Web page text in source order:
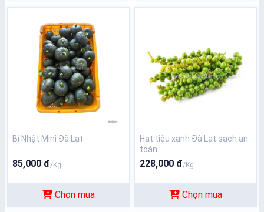
Bí Nhật Mini Đà Lạt
85,000 đ/Kg
Chọn mua
Hạt tiêu xanh Đà Lạt sạch an
toàn
228,000 đ/Kg
Chọn mua